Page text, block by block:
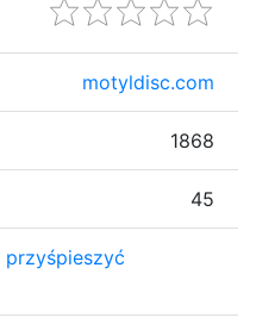
motyldisc.com
1868
45